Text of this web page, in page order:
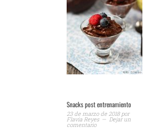
Snacks post entrenamiento
23 de marzo de 2018por
Flavia Reyes Dejar un
comentario